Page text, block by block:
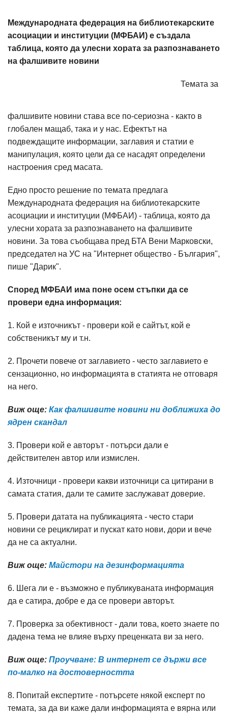
Международната федерация на библиотекарските
асоциации и институции (МФБАИ) е създала
таблица, която да улесни хората за разпознаването
на фалшивите новини
Темата за
фалшивите новини става все по-сериозна - както в
глобален мащаб, така и у нас. Ефектът на
подвеждащите информации, заглавия и статии е
манипулация, която цели да се насадят определени
настроения сред масата.
Едно просто решение по темата предлага
Международната федерация на библиотекарските
асоциации и институции (МФБАИ) - таблица, която да
улесни хората за разпознаването на фалшивите
новини. За това съобщава пред БТА Вени Марковски,
председател на УС на "Интернет общество - България",
пише "Дарик".
Според МФБАИ има поне осем стъпки да се
провери една информация:
1. Кой е източникът - провери кой е сайтът, кой е
собственикът му и т.н.
2. Прочети повече от заглавието - често заглавието е
сензационно, но информацията в статията не отговаря
на него.
Виж още: Как фалшивите новини ни доближиха до
ядрен скандал
3. Провери кой е авторът - потърси дали е
действителен автор или измислен.
4. Източници - провери какви източници са цитирани в
самата статия, дали те самите заслужават доверие.
5. Провери датата на публикацията - често стари
новини се рециклират и пускат като нови, дори и вече
да не са актуални.
Виж още: Майстори на дезинформацията
6. Шега ли е - възможно е публикуваната информация
да е сатира, добре е да се провери авторът.
7. Проверка за обективност - дали това, което знаете по
дадена тема не влияе върху преценката ви за него.
Виж още: Проучване: В интернет се държи все
по-малко на достоверността​
8. Попитай експертите - потърсете някой експерт по
темата, за да ви каже дали информацията е вярна или